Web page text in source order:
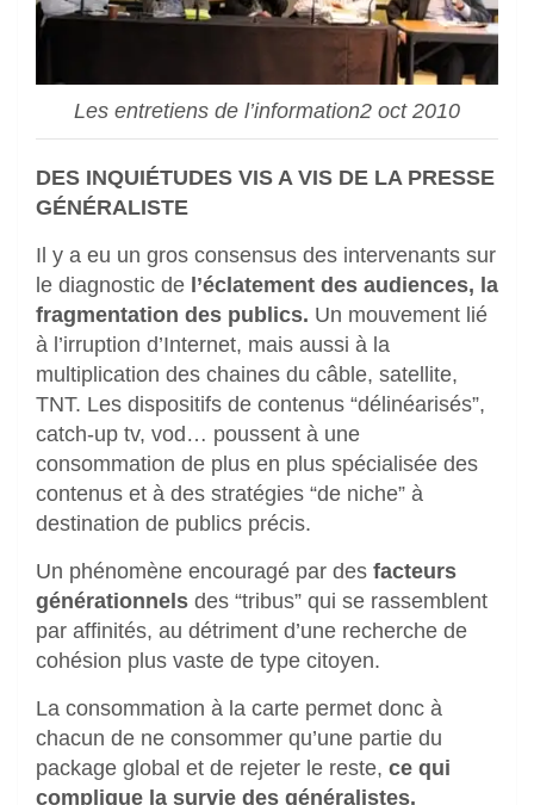
Les entretiens de l’information2 oct 2010
DES INQUIÉTUDES VIS A VIS DE LA PRESSE
GÉNÉRALISTE
Il y a eu un gros consensus des intervenants sur
le diagnostic de l’éclatement des audiences, la
fragmentation des publics. Un mouvement lié
à l’irruption d’Internet, mais aussi à la
multiplication des chaines du câble, satellite,
TNT. Les dispositifs de contenus “délinéarisés”,
catch-up tv, vod… poussent à une
consommation de plus en plus spécialisée des
contenus et à des stratégies “de niche” à
destination de publics précis.
Un phénomène encouragé par des facteurs
générationnels des “tribus” qui se rassemblent
par affinités, au détriment d’une recherche de
cohésion plus vaste de type citoyen.
La consommation à la carte permet donc à
chacun de ne consommer qu’une partie du
package global et de rejeter le reste, ce qui
complique la survie des généralistes.